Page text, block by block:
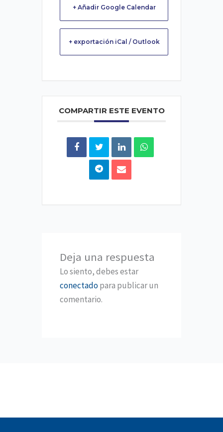
+ Añadir Google Calendar
+ exportación iCal / Outlook
COMPARTIR ESTE EVENTO
Deja una respuesta
Lo siento, debes estar
conectadopara publicar un
comentario.